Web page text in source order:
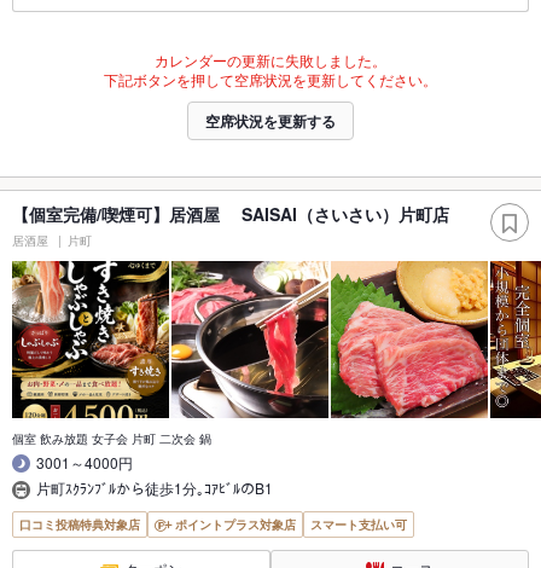
カレンダーの更新に失敗しました。
下記ボタンを押して空席状況を更新してください。
空席状況を更新する
【個室完備/喫煙可】居酒屋 SAISAI（さいさい）片町店
居酒屋 片町
個室 飲み放題 女子会 片町 二次会 鍋
3001～4000円
片町ｽｸﾗﾝﾌﾞﾙから徒歩1分｡ｺｱﾋﾞﾙのB1
口コミ投稿特典対象店 ポイントプラス対象店 スマート支払い可